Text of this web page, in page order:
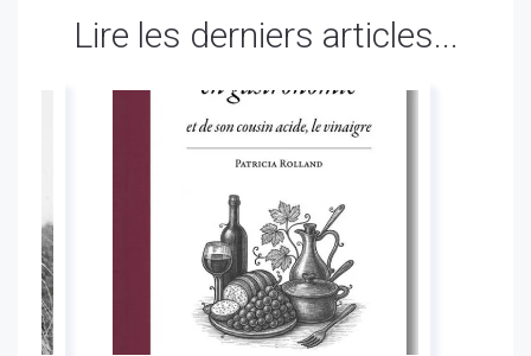
Lire les derniers articles...